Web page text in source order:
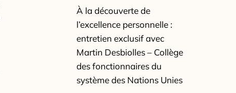
À la découverte de
l’excellence personnelle :
entretien exclusif avec
Martin Desbiolles – Collège
des fonctionnaires du
système des Nations Unies